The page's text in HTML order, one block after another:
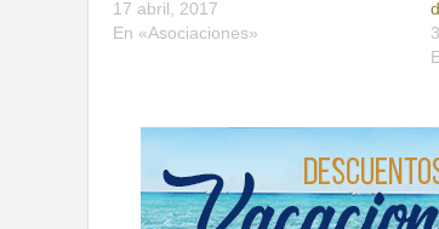
17 abril, 2017
En «Asociaciones»